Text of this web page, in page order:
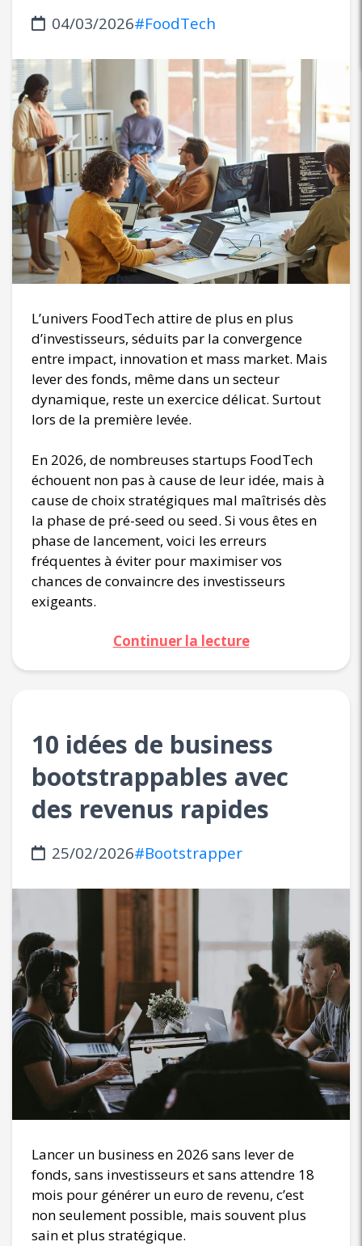
04/03/2026#FoodTech
L’univers FoodTech attire de plus en plus
d’investisseurs, séduits par la convergence
entre impact, innovation et mass market. Mais
lever des fonds, même dans un secteur
dynamique, reste un exercice délicat. Surtout
lors de la première levée.
En 2026, de nombreuses startups FoodTech
échouent non pas à cause de leur idée, mais à
cause de choix stratégiques mal maîtrisés dès
la phase de pré-seed ou seed. Si vous êtes en
phase de lancement, voici les erreurs
fréquentes à éviter pour maximiser vos
chances de convaincre des investisseurs
exigeants.
Continuer la lecture
10 idées de business
bootstrappables avec
des revenus rapides
25/02/2026#Bootstrapper
Lancer un business en 2026 sans lever de
fonds, sans investisseurs et sans attendre 18
mois pour générer un euro de revenu, c’est
non seulement possible, mais souvent plus
sain et plus stratégique.